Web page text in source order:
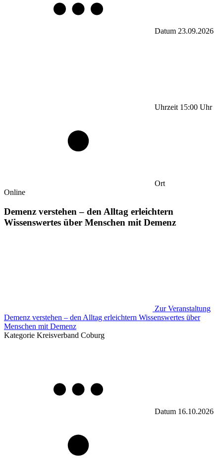
Datum 23.09.2026
Uhrzeit 15:00 Uhr
Ort
Online
Demenz verstehen – den Alltag erleichtern
Wissenswertes über Menschen mit Demenz
Zur Veranstaltung
Demenz verstehen – den Alltag erleichtern Wissenswertes über
Menschen mit Demenz
Kategorie Kreisverband Coburg
Datum 16.10.2026